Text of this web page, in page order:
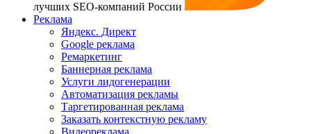
лучших SEO-компаний России
Реклама
Яндекс. Директ
Google реклама
Ремаркетинг
Баннерная реклама
Услуги лидогенерации
Автоматизация рекламы
Таргетированная реклама
Заказать контекстную рекламу
Видеореклама